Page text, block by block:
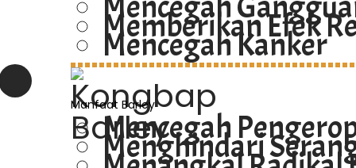
Memberikan Efek
Mencegah Kanker
Manfaat Barley
Mencegah
Menghindari